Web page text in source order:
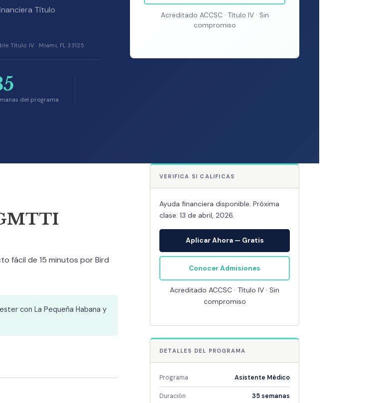
Título
Título IV · Miami, FL 33125
del programa
Acreditado ACCSC · Título IV · Sin
compromiso
fácil de 15 minutos por Bird
con La Pequeña Habana y
VERIFICA SI CALIFICAS
Ayuda financiera disponible. Próxima
clase: 13 de abril, 2026.
Aplicar Ahora — Gratis
Conocer Admisiones
Acreditado ACCSC · Título IV · Sin
compromiso
DETALLES DEL PROGRAMA
Programa Asistente Médico
Duración 35 semanas